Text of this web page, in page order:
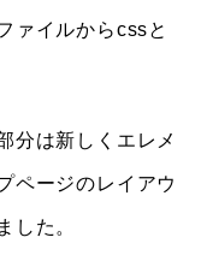
ァイルからcssと
分は新しくエレメ
ページのレイアウ
した。